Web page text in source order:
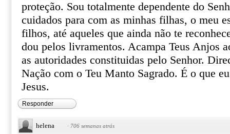
proteção. Sou totalmente dependente do
cuidados para com as minhas filhas, o meu
filhos, até aqueles que ainda não te
dou pelos livramentos. Acampa Teus Anjos
as autoridades constituidas pelo Senhor.
Nação com o Teu Manto Sagrado. É o que
Jesus.
Responder
helena · 706 semanas atrás